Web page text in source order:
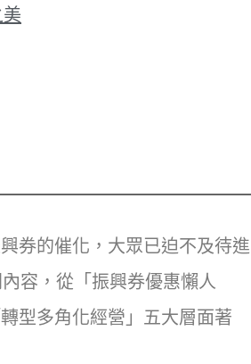
券的催化，大眾已迫不及待進
容，從「振興券優惠懶人
型多角化經營」五大層面著